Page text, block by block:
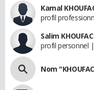
Kamal
profil
Salim
profil personnel |
Nom